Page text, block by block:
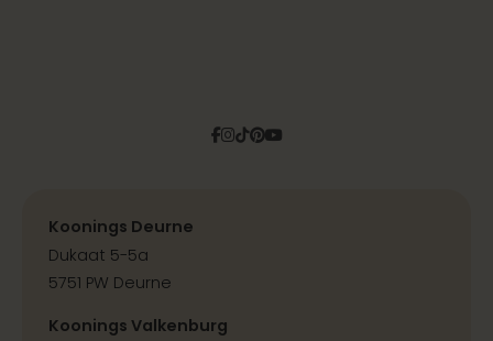
Facebook
Instagram
Tiktok
Pinterest
YouTube
Koonings Deurne
Dukaat 5-5a
5751 PW Deurne
Koonings Valkenburg